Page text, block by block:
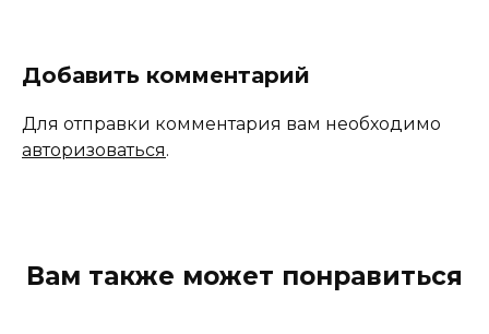
Добавить комментарий
Для отправки комментария вам необходимо
авторизоваться.
Вам также может понравиться